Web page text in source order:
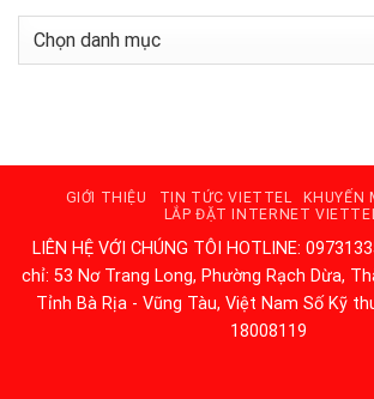
Danh
GIỚI THIỆU TIN TỨC VIETTEL
KHUYẾN
LẮP ĐẶT INTERNET VIETTEL
LIÊN HỆ VỚI CHÚNG TÔI HOTLINE:
chỉ: 53 Nơ Trang Long, Phường Rạch Dừa,
Tỉnh Bà Rịa - Vũng Tàu, Việt Nam Số Kỹ
18008119